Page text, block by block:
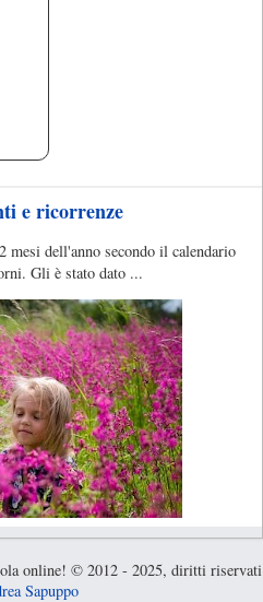
e ricorrenze
dell'anno secondo il calendario
Gli è stato dato ...
online! © 2012 - 2025, diritti riservati
Sapuppo